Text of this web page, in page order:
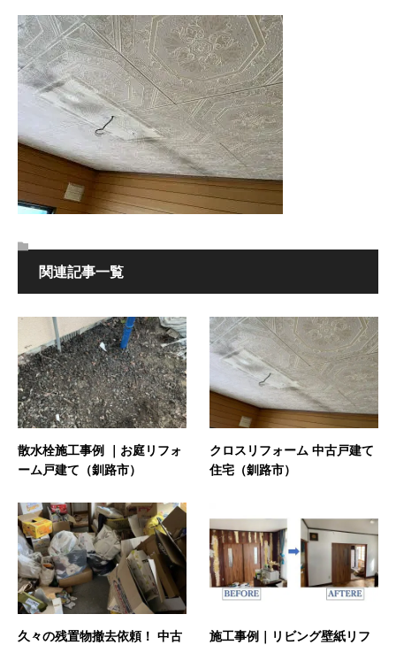
関連記事一覧
散水栓施工事例 ｜お庭リフォ
ーム戸建て（釧路市）
クロスリフォーム 中古戸建て
住宅（釧路市）
久々の残置物撤去依頼！ 中古
施工事例｜リビング壁紙リフ